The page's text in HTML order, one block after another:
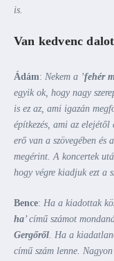
is.
Van kedvenc
Ádám: Nekem a ’fehér
egyik ok, hogy nagy
is ez az, ami igazán
építkezés, ami az
erő van a szövegében és
megérint. A koncertek
hogy végre kiadjuk ezt a
Bence: Ha a kiadottak
ha’ című számot
Gergőről. Ha a
című szám lenne.